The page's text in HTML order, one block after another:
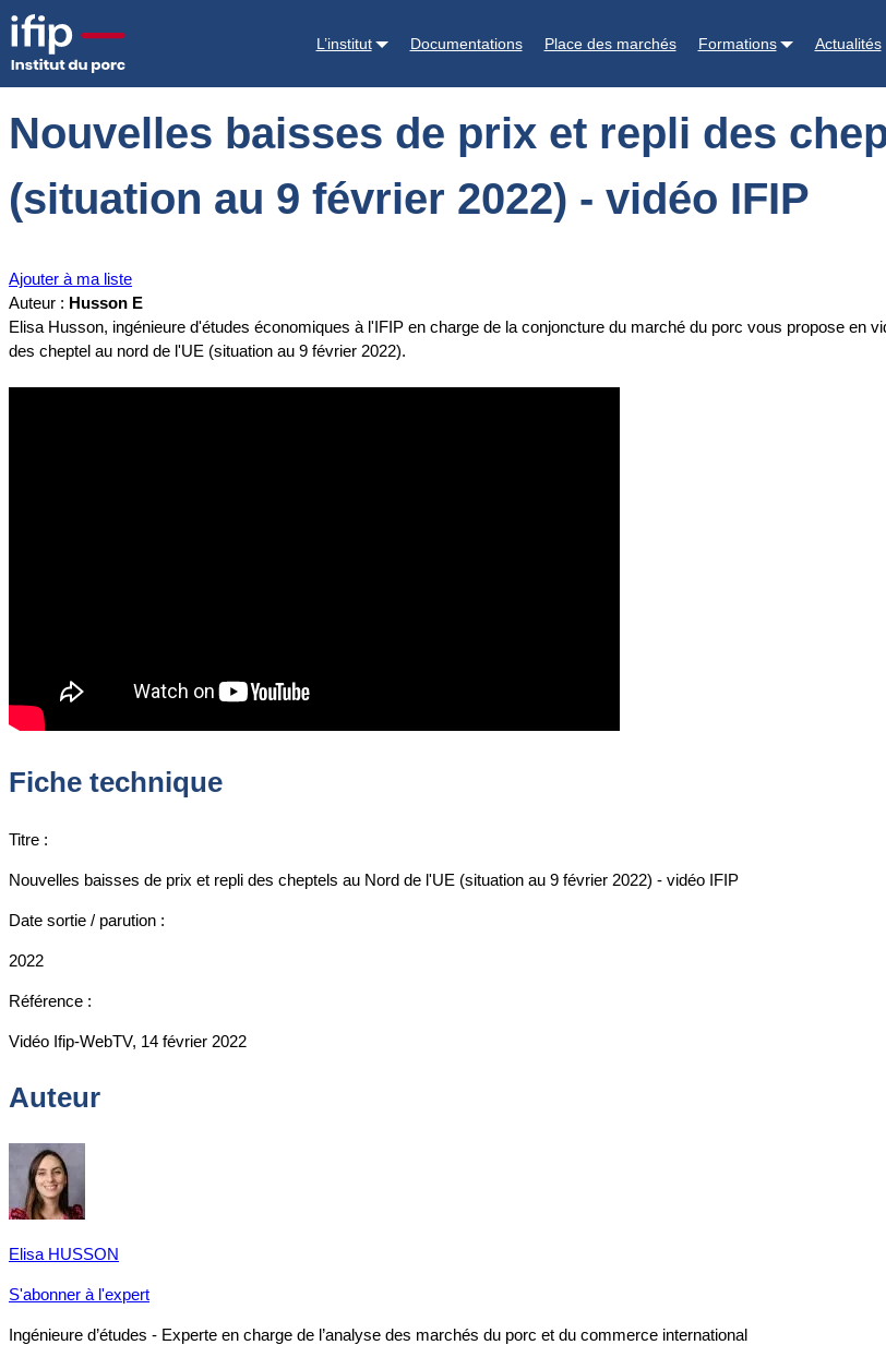
L’institut Documentations Place des marchés Formations Actualités
Accueil Documentations
Nouvelles baisses de prix et repli des
(situation au 9 février 2022) - vidéo IFIP
Ajouter à ma liste
Auteur : Husson E
Elisa Husson, ingénieure d'études économiques à l'IFIP en charge de la conjoncture du marché du porc vous propose en
des cheptel au nord de l'UE (situation au 9 février 2022).
Fiche technique
Titre :
Nouvelles baisses de prix et repli des cheptels au Nord de l'UE (situation au 9 février 2022) - vidéo IFIP
Date sortie / parution :
2022
Référence :
Vidéo Ifip-WebTV, 14 février 2022
Auteur
Elisa HUSSON
S'abonner à l'expert
Ingénieure d’études - Experte en charge de l’analyse des marchés du porc et du commerce international